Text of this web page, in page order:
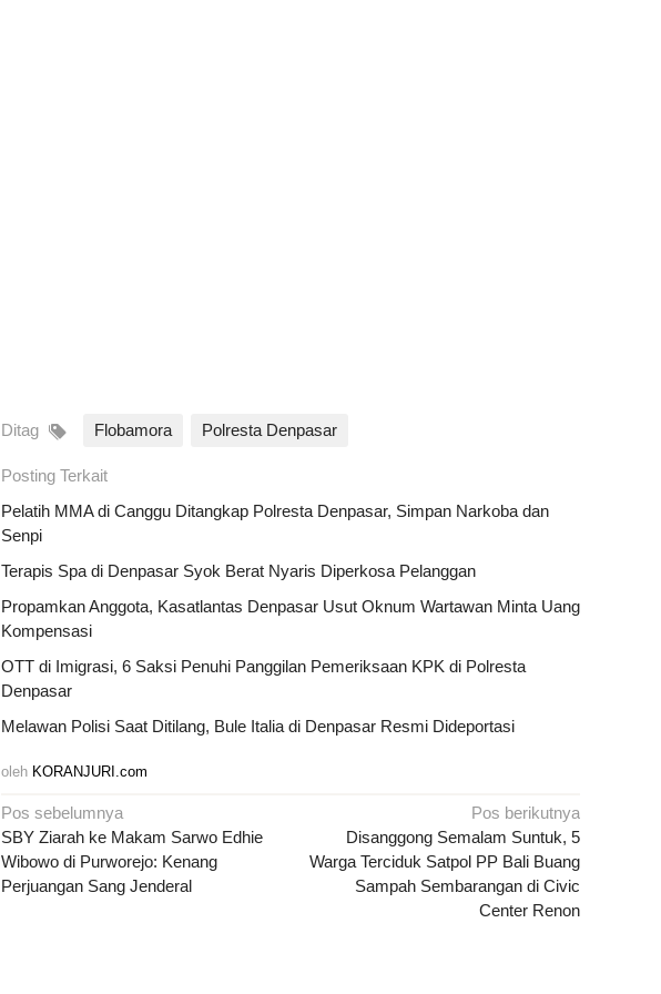
Ditag Flobamora Polresta Denpasar
Posting Terkait
Pelatih MMA di Canggu Ditangkap Polresta Denpasar, Simpan Narkoba dan
Senpi
Terapis Spa di Denpasar Syok Berat Nyaris Diperkosa Pelanggan
Propamkan Anggota, Kasatlantas Denpasar Usut Oknum Wartawan Minta Uang
Kompensasi
OTT di Imigrasi, 6 Saksi Penuhi Panggilan Pemeriksaan KPK di Polresta
Denpasar
Melawan Polisi Saat Ditilang, Bule Italia di Denpasar Resmi Dideportasi
oleh KORANJURI.com
Navigasi
pos
Pos sebelumnya
SBY Ziarah ke Makam Sarwo Edhie
Wibowo di Purworejo: Kenang
Perjuangan Sang Jenderal
Pos berikutnya
Disanggong Semalam Suntuk, 5
Warga Terciduk Satpol PP Bali Buang
Sampah Sembarangan di Civic
Center Renon